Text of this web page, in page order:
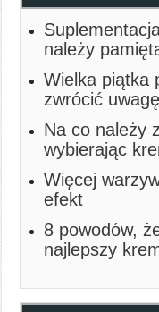
należy
Wielka piątka
zwrócić
Na co należy
wybierając
Więcej
efekt
8 powodów,
najlepszy